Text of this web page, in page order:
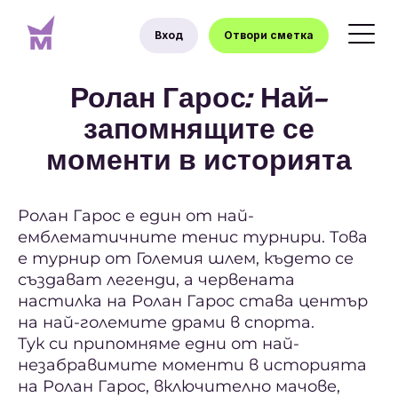
Вход Отвори сметка
Ролан Гарос: Най-
запомнящите се
моменти в историята
Ролан Гарос е един от най-
емблематичните тенис турнири. Това
е турнир от Големия шлем, където се
създават легенди, а червената
настилка на Ролан Гарос става център
на най-големите драми в спорта.
Тук си припомняме едни от най-
незабравимите моменти в историята
на Ролан Гарос, включително мачове,